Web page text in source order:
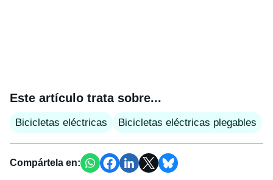
Este artículo trata sobre...
Bicicletas eléctricas Bicicletas eléctricas plegables
Compártela en: